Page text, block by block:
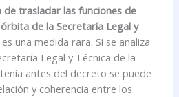
de trasladar las funciones de
órbita de la Secretaría Legal y
una medida rara. Si se analiza
Legal y Técnica de la
antes del decreto se puede
y coherencia entre los